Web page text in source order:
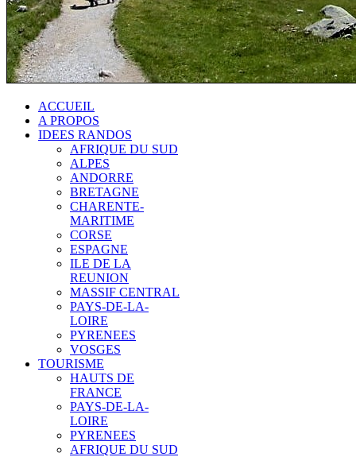
ACCUEIL
A PROPOS
IDEES RANDOS
AFRIQUE DU SUD
ALPES
ANDORRE
BRETAGNE
CHARENTE-
MARITIME
CORSE
ESPAGNE
ILE DE LA
REUNION
MASSIF CENTRAL
PAYS-DE-LA-
LOIRE
PYRENEES
VOSGES
TOURISME
HAUTS DE
FRANCE
PAYS-DE-LA-
LOIRE
PYRENEES
AFRIQUE DU SUD